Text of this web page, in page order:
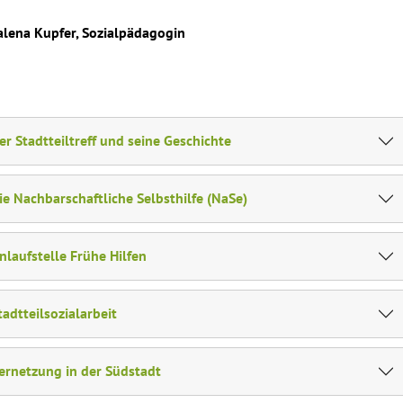
Kupfer, Sozialpädagogin
Stadtteiltreff und seine Geschichte
Nachbarschaftliche Selbsthilfe (NaSe)
Frühe Hilfen
in der Südstadt